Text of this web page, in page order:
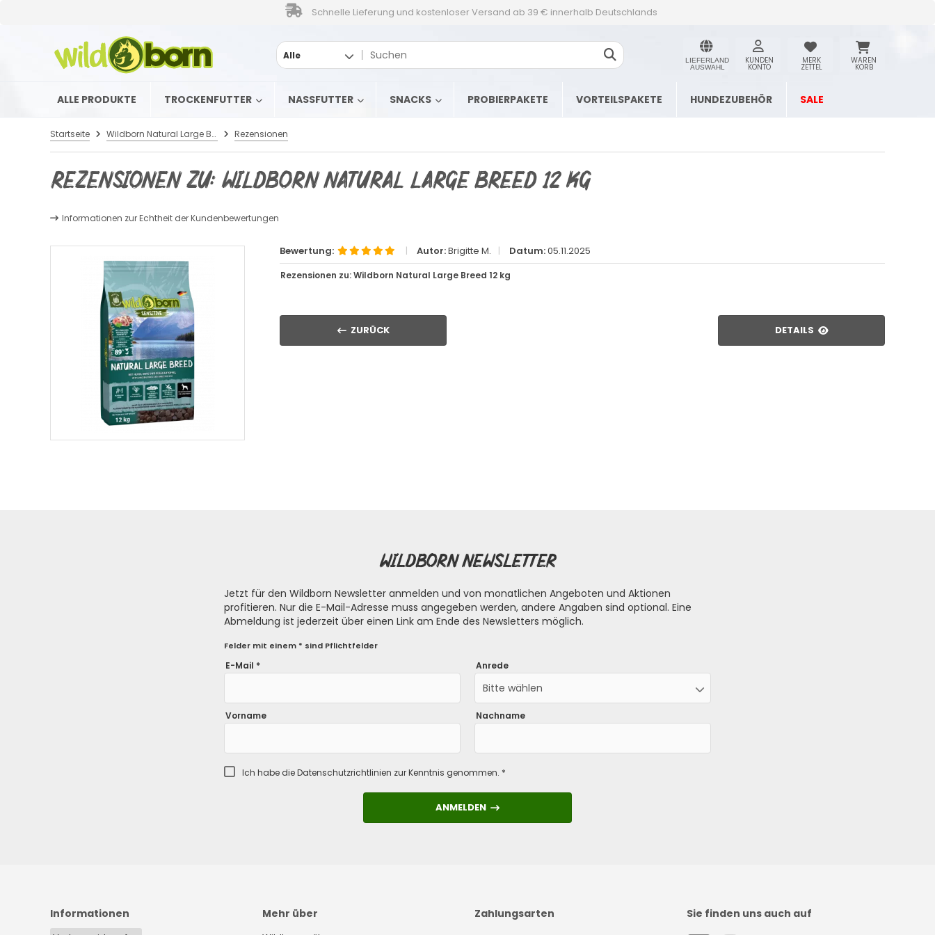
Schnelle Lieferung und kostenloser Versand ab 39 € innerhalb Deutschlands
Alle
LIEFERLAND
AUSWAHL
KUNDEN
KONTO
MERK
ZETTEL
WAREN
KORB
ALLE PRODUKTE TROCKENFUTTER NASSFUTTER SNACKS PROBIERPAKETE VORTEILSPAKETE HUNDEZUBEHÖR SALE
Startseite Wildborn Natural Large Breed 12 kg Rezensionen
Rezensionen zu: Wildborn Natural Large Breed 12 kg
Informationen zur Echtheit der Kundenbewertungen
Bewertung: | Autor:Brigitte M. | Datum:05.11.2025
Rezensionen zu: Wildborn Natural Large Breed 12 kg
ZURÜCK DETAILS
Wildborn Newsletter
Jetzt für den Wildborn Newsletter anmelden und von monatlichen Angeboten und Aktionen
profitieren. Nur die E-Mail-Adresse muss angegeben werden, andere Angaben sind optional. Eine
Abmeldung ist jederzeit über einen Link am Ende des Newsletters möglich.
Felder mit einem * sind Pflichtfelder
E-Mail * Anrede
Bitte wählen
Vorname Nachname
Ich habe dieDatenschutzrichtlinien zur Kenntnis genommen. *
ANMELDEN
ANMELDEN
Informationen Mehr über Zahlungsarten Sie finden uns auch auf